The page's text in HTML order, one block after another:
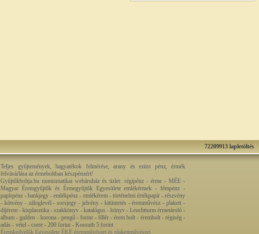
72209913 lapletöltés
Teljes gyűjtemények, hagyatékok felmérése, arany és ezüst pénz, érmék
felvásárlása az érmeboltban készpénzért!
Gyűjtőkboltja.hu numizmatikai webáruház és üzlet: régipénz - érme - MÉE -
Magyar Éremgyűjtők és Érmegyűjtők Egyesülete emlékérmek - fémpénz -
papírpénz - bankjegy - emlékpénz - emlékérem - történelmi értékpapír - részvény
- kötvény - záloglevél - sorsjegy - jelvény - kitüntetés - éremművész - plakett -
díjérem - kisplasztika - szakkönyv - katalógus - könyv - Leuchtturm érmetároló -
album - gulden - korona - pengő - forint - fillér - érem bolt - érembolt - régiség -
adás - vétel - csere - 200 forint - Kossuth 5 forint
Éremkedvelők Egyesülete ÉKE éremművészet és plakettművészet